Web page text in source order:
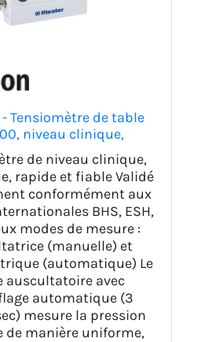
- Tensiomètre de table
niveau clinique,
rapide et fiable, 49960
de niveau clinique,
rapide et fiable Validé
conformément aux
BHS, ESH,
modes de mesure :
(manuelle) et
(automatique) Le
auscultatoire avec
automatique (3
mesure la pression
de manière uniforme,